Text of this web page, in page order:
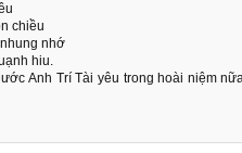
chiều
nhớ
hiu.
Anh Trí Tài yêu trong hoài niệm